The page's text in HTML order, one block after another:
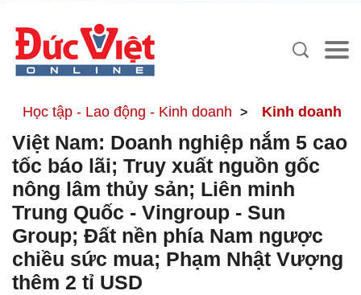
Học tập - Lao động - Kinh doanh Kinh doanh
Việt Nam: Doanh nghiệp nắm 5 cao
tốc báo lãi; Truy xuất nguồn gốc
nông lâm thủy sản; Liên minh
Trung Quốc - Vingroup - Sun
Group; Đất nền phía Nam ngược
chiều sức mua; Phạm Nhật Vượng
thêm 2 tỉ USD